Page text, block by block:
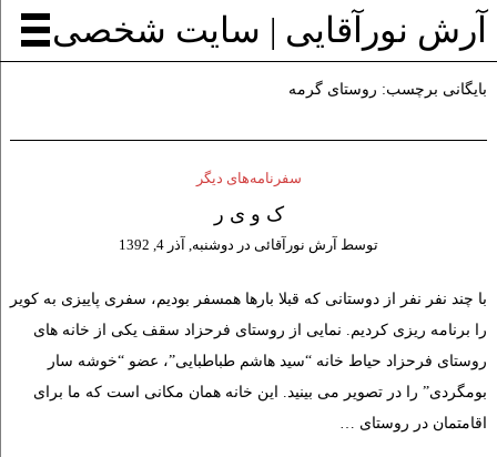
آرش نورآقایی | سایت شخصی
بایگانی برچسب: روستای گرمه
سفرنامه‌های دیگر
ک و ی ر
توسط آرش نورآقائی در دوشنبه, آذر 4, 1392
با چند نفر نفر از دوستانی که قبلا بارها همسفر بودیم، سفری پاییزی به کویر
را برنامه ریزی کردیم. نمایی از روستای فرحزاد سقف یکی از خانه های
روستای فرحزاد حیاط خانه “سید هاشم طباطبایی”، عضو “خوشه سار
بومگردی” را در تصویر می بینید. این خانه همان مکانی است که ما برای
اقامتمان در روستای …